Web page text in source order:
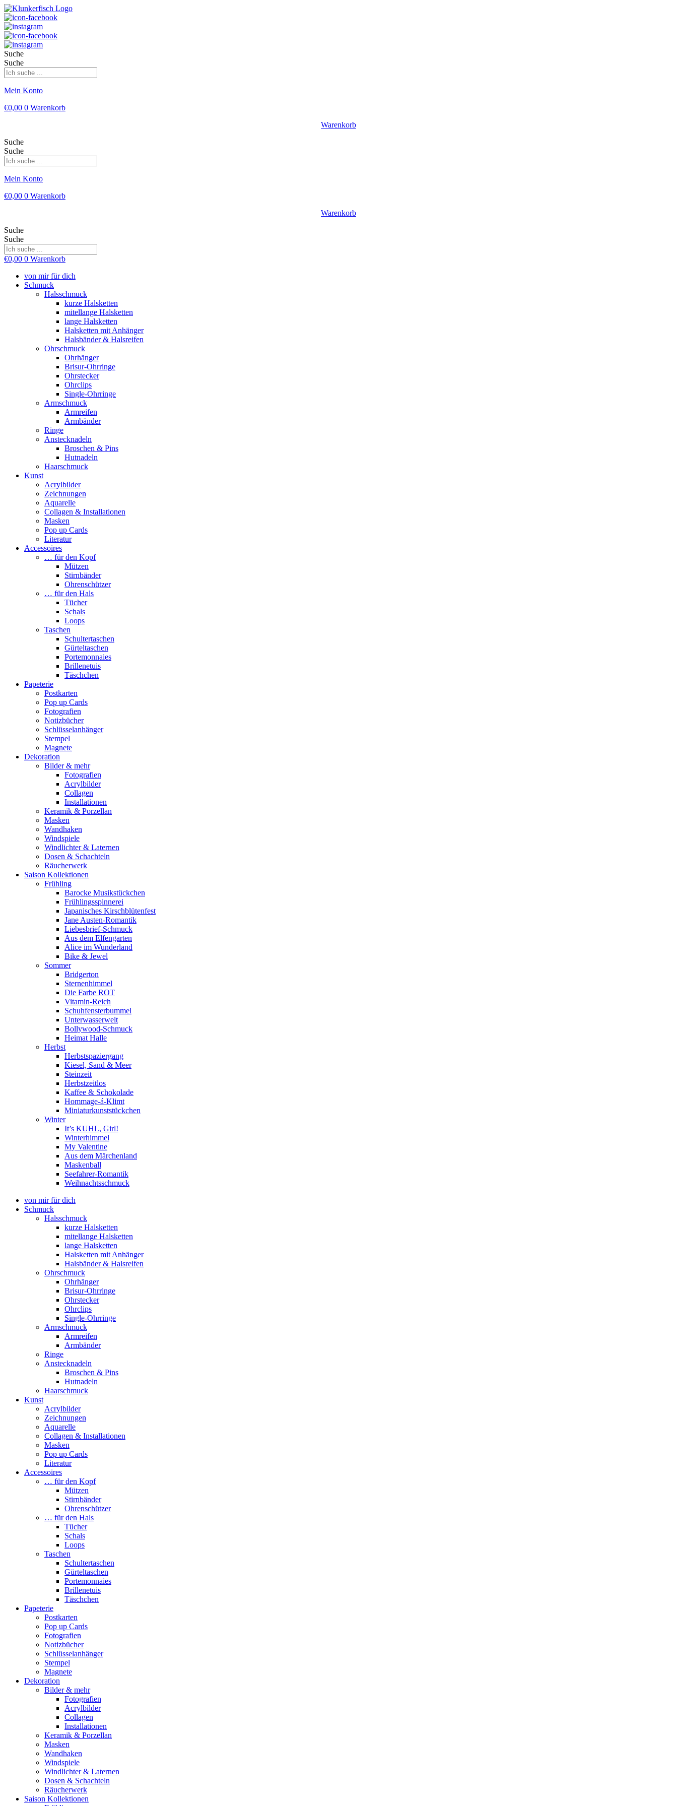
Suche
Suche
Mein Konto
€0,00 0 Warenkorb
Warenkorb
Suche
Suche
Mein Konto
€0,00 0 Warenkorb
Warenkorb
Suche
Suche
€0,00 0 Warenkorb
von mir für dich
Schmuck
Halsschmuck
kurze Halsketten
mitellange Halsketten
lange Halsketten
Halsketten mit Anhänger
Halsbänder & Halsreifen
Ohrschmuck
Ohrhänger
Brisur-Ohrringe
Ohrstecker
Ohrclips
Single-Ohrringe
Armschmuck
Armreifen
Armbänder
Ringe
Anstecknadeln
Broschen & Pins
Hutnadeln
Haarschmuck
Kunst
Acrylbilder
Zeichnungen
Aquarelle
Collagen & Installationen
Masken
Pop up Cards
Literatur
Accessoires
… für den Kopf
Mützen
Stirnbänder
Ohrenschützer
… für den Hals
Tücher
Schals
Loops
Taschen
Schultertaschen
Gürteltaschen
Portemonnaies
Brillenetuis
Täschchen
Papeterie
Postkarten
Pop up Cards
Fotografien
Notizbücher
Schlüsselanhänger
Stempel
Magnete
Dekoration
Bilder & mehr
Fotografien
Acrylbilder
Collagen
Installationen
Keramik & Porzellan
Masken
Wandhaken
Windspiele
Windlichter & Laternen
Dosen & Schachteln
Räucherwerk
Saison Kollektionen
Frühling
Barocke Musikstückchen
Frühlingsspinnerei
Japanisches Kirschblütenfest
Jane Austen-Romantik
Liebesbrief-Schmuck
Aus dem Elfengarten
Alice im Wunderland
Bike & Jewel
Sommer
Bridgerton
Sternenhimmel
Die Farbe ROT
Vitamin-Reich
Schuhfensterbummel
Unterwasserwelt
Bollywood-Schmuck
Heimat Halle
Herbst
Herbstspaziergang
Kiesel, Sand & Meer
Steinzeit
Herbstzeitlos
Kaffee & Schokolade
Hommage-á-Klimt
Miniaturkunststückchen
Winter
It’s KUHL, Girl!
Winterhimmel
My Valentine
Aus dem Märchenland
Maskenball
Seefahrer-Romantik
Weihnachtsschmuck
von mir für dich
Schmuck
Halsschmuck
kurze Halsketten
mitellange Halsketten
lange Halsketten
Halsketten mit Anhänger
Halsbänder & Halsreifen
Ohrschmuck
Ohrhänger
Brisur-Ohrringe
Ohrstecker
Ohrclips
Single-Ohrringe
Armschmuck
Armreifen
Armbänder
Ringe
Anstecknadeln
Broschen & Pins
Hutnadeln
Haarschmuck
Kunst
Acrylbilder
Zeichnungen
Aquarelle
Collagen & Installationen
Masken
Pop up Cards
Literatur
Accessoires
… für den Kopf
Mützen
Stirnbänder
Ohrenschützer
… für den Hals
Tücher
Schals
Loops
Taschen
Schultertaschen
Gürteltaschen
Portemonnaies
Brillenetuis
Täschchen
Papeterie
Postkarten
Pop up Cards
Fotografien
Notizbücher
Schlüsselanhänger
Stempel
Magnete
Dekoration
Bilder & mehr
Fotografien
Acrylbilder
Collagen
Installationen
Keramik & Porzellan
Masken
Wandhaken
Windspiele
Windlichter & Laternen
Dosen & Schachteln
Räucherwerk
Saison Kollektionen